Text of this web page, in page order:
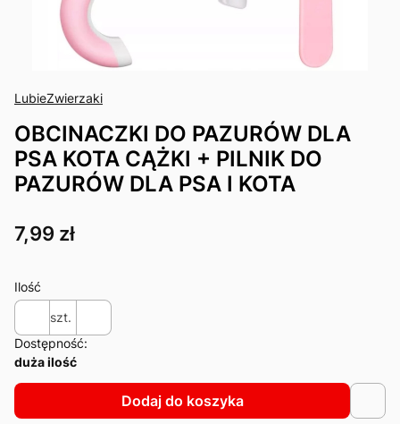
LubieZwierzaki
OBCINACZKI DO PAZURÓW DLA
PSA KOTA CĄŻKI + PILNIK DO
PAZURÓW DLA PSA I KOTA
Cena
7,99 zł
Ilość
szt.
Dostępność:
duża ilość
Dodaj do koszyka